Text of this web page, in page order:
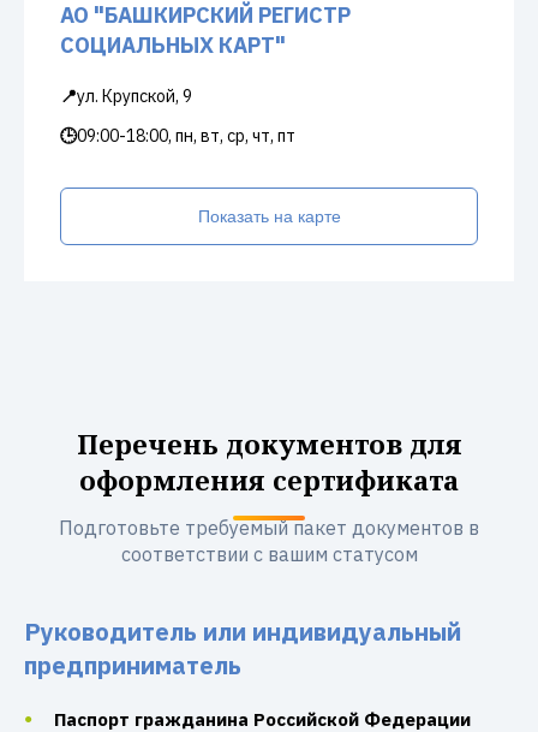
АО "БАШКИРСКИЙ РЕГИСТР
СОЦИАЛЬНЫХ КАРТ"
📍ул. Крупской, 9
🕒09:00-18:00, пн, вт, ср, чт, пт
Показать на карте
Перечень документов для
оформления сертификата
Подготовьте требуемый пакет документов в
соответствии с вашим статусом
Руководитель или индивидуальный
предприниматель
Паспорт гражданина Российской Федерации